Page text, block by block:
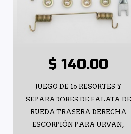
$ 140.00
JUEGO DE 16 RESORTES Y
SEPARADORES DE BALATA DE
RUEDA TRASERA DERECHA
ESCORPIÓN PARA URVAN,